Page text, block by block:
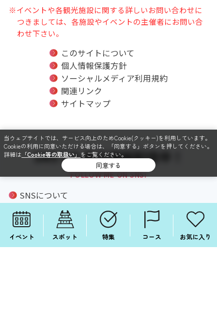
※イベントや各観光施設に関する詳しいお問い合わせに
つきましては、各施設やイベントの主催者にお問い合
わせ下さい。
このサイトについて
個人情報保護方針
ソーシャルメディア利用規約
関連リンク
サイトマップ
SNSでも毎日情報配信中！
FOLLOW ME ON SNS!
SNSについて
Facebook Instagram
イベント スポット 特集 コース お気に入り
当ウェブサイトでは、サービス向上のためCookie(クッキー)を利用しています。
Cookieの利用に同意いただける場合は、「同意する」ボタンを押してください。
詳細は 「Cookie等の取扱い」 をご覧ください。
同意する